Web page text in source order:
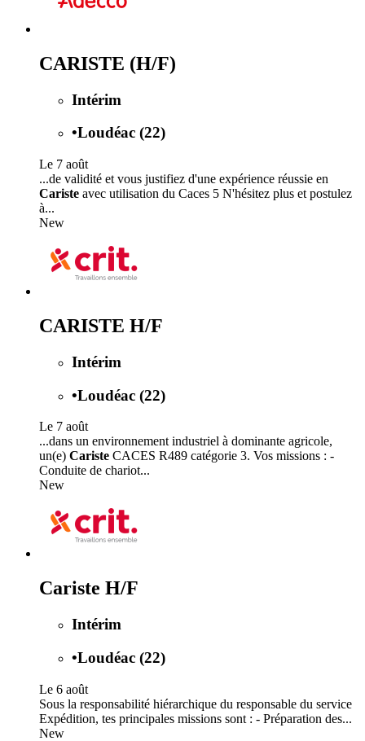
CARISTE (H/F)
Intérim
•Loudéac (22)
Le 7 août
...de validité et vous justifiez d'une expérience réussie en
Cariste avec utilisation du Caces 5 N'hésitez plus et postulez
à...
New
CARISTE H/F
Intérim
•Loudéac (22)
Le 7 août
...dans un environnement industriel à dominante agricole,
un(e) Cariste CACES R489 catégorie 3. Vos missions : -
Conduite de chariot...
New
Cariste H/F
Intérim
•Loudéac (22)
Le 6 août
Sous la responsabilité hiérarchique du responsable du service
Expédition, tes principales missions sont : - Préparation des...
New